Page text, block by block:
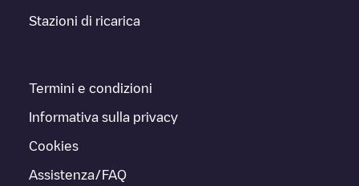
Stazioni di ricarica
Termini e condizioni
Informativa sulla privacy
Cookies
Assistenza/FAQ